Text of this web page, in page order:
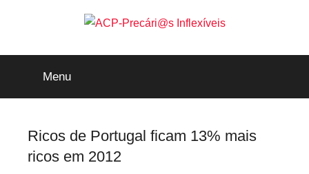
ACP-
Precári@s
Inflexíveis
Menu
Ricos de Portugal ficam 13% mais
ricos em 2012